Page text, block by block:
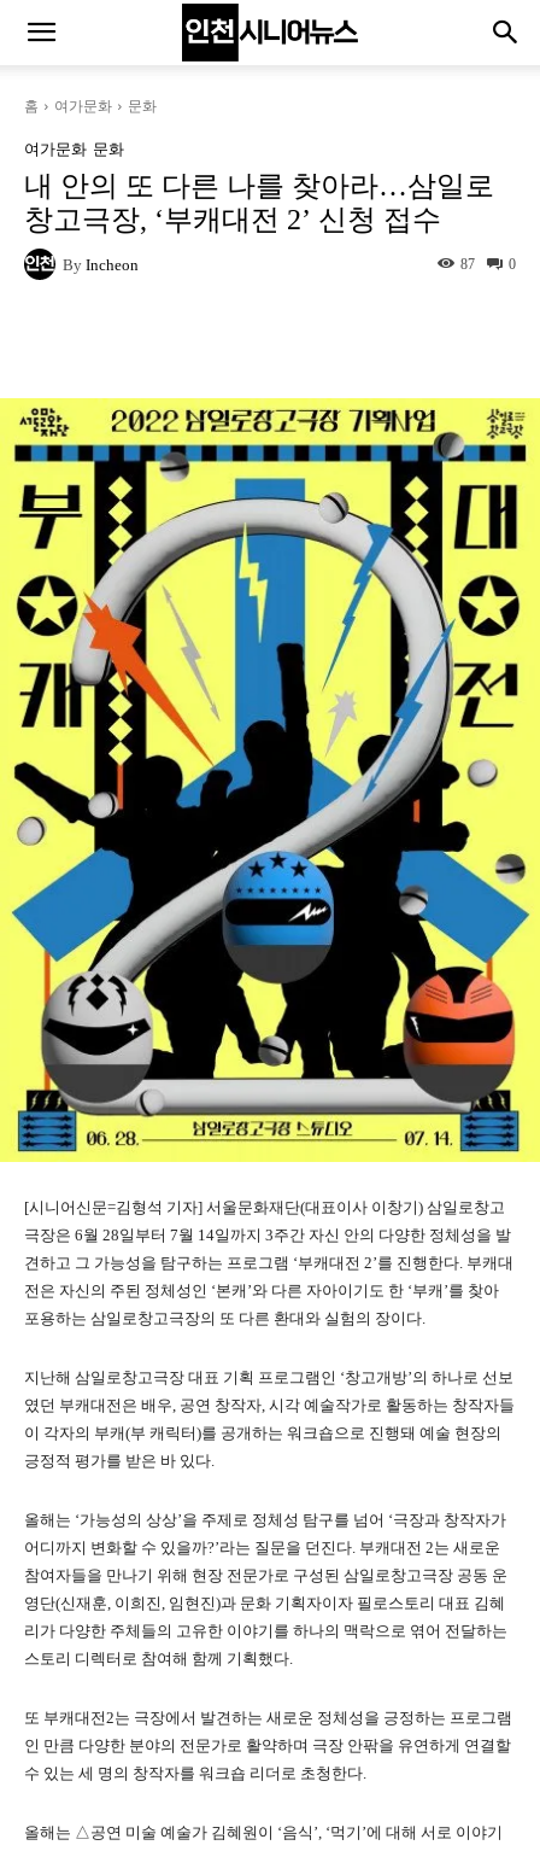
홈 여가문화 문화
여가문화 문화
내 안의 또 다른 나를 찾아라…삼일로
창고극장, ‘부캐대전 2’ 신청 접수
By Incheon 0
87
[시니어신문=김형석 기자] 서울문화재단(대표이사 이창기) 삼일로창고
극장은 6월 28일부터 7월 14일까지 3주간 자신 안의 다양한 정체성을 발
견하고 그 가능성을 탐구하는 프로그램 ‘부캐대전 2’를 진행한다. 부캐대
전은 자신의 주된 정체성인 ‘본캐’와 다른 자아이기도 한 ‘부캐’를 찾아
포용하는 삼일로창고극장의 또 다른 환대와 실험의 장이다.
지난해 삼일로창고극장 대표 기획 프로그램인 ‘창고개방’의 하나로 선보
였던 부캐대전은 배우, 공연 창작자, 시각 예술작가로 활동하는 창작자들
이 각자의 부캐(부 캐릭터)를 공개하는 워크숍으로 진행돼 예술 현장의
긍정적 평가를 받은 바 있다.
올해는 ‘가능성의 상상’을 주제로 정체성 탐구를 넘어 ‘극장과 창작자가
어디까지 변화할 수 있을까?’라는 질문을 던진다. 부캐대전 2는 새로운
참여자들을 만나기 위해 현장 전문가로 구성된 삼일로창고극장 공동 운
영단(신재훈, 이희진, 임현진)과 문화 기획자이자 필로스토리 대표 김혜
리가 다양한 주체들의 고유한 이야기를 하나의 맥락으로 엮어 전달하는
스토리 디렉터로 참여해 함께 기획했다.
또 부캐대전2는 극장에서 발견하는 새로운 정체성을 긍정하는 프로그램
인 만큼 다양한 분야의 전문가로 활약하며 극장 안팎을 유연하게 연결할
수 있는 세 명의 창작자를 워크숍 리더로 초청한다.
올해는 △공연 미술 예술가 김혜원이 ‘음식’, ‘먹기’에 대해 서로 이야기